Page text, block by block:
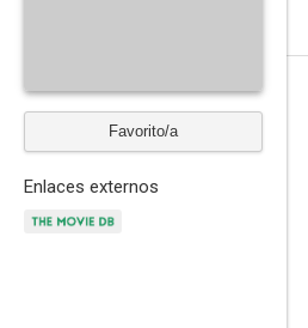
Favorito/a
Enlaces externos